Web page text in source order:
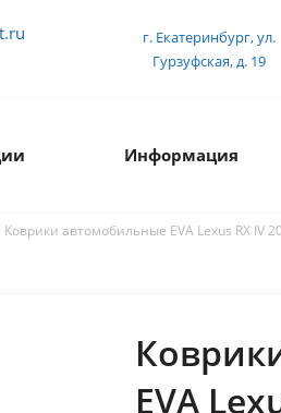
г. Екатеринбург, ул.
Гурзуфская, д. 19
Информация
Коврики автомобильные EVA Lexus RX IV
EVA